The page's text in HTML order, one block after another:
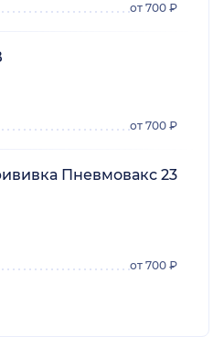
от 700 ₽
от 700 ₽
Пневмовакс 23
от 700 ₽